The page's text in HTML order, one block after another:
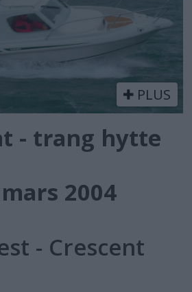
PLUS
- trang hytte
2004
- Crescent